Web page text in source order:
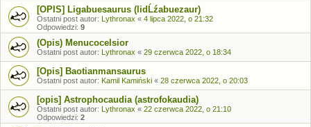
[OPIS] Ligabuesaurus (lidĹźabuezaur)
Ostatni post autor: Lythronax « 4 lipca 2022, o 21:32
Odpowiedzi: 9
(Opis) Menucocelsior
Ostatni post autor: Lythronax « 29 czerwca 2022, o 18:34
[Opis] Baotianmansaurus
Ostatni post autor: Kamil Kamiński « 28 czerwca 2022, o 20:03
[opis] Astrophocaudia (astrofokaudia)
Ostatni post autor: Lythronax « 22 czerwca 2022, o 21:10
Odpowiedzi: 2